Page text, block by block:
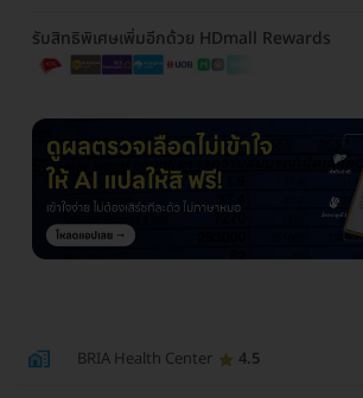
รับสิทธิพิเศษเพิ่มอีกด้วย HDmall Rewards
BRIA Health Center 4.5